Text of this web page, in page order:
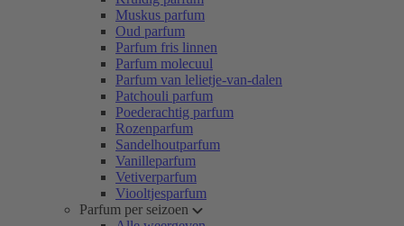
Muskus parfum
Oud parfum
Parfum fris linnen
Parfum molecuul
Parfum van lelietje-van-dalen
Patchouli parfum
Poederachtig parfum
Rozenparfum
Sandelhoutparfum
Vanilleparfum
Vetiverparfum
Viooltjesparfum
Parfum per seizoen